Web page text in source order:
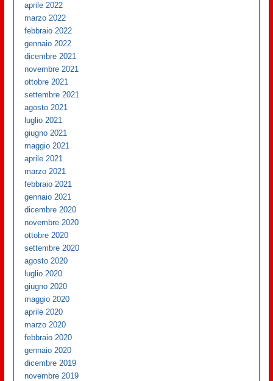
aprile 2022
marzo 2022
febbraio 2022
gennaio 2022
dicembre 2021
novembre 2021
ottobre 2021
settembre 2021
agosto 2021
luglio 2021
giugno 2021
maggio 2021
aprile 2021
marzo 2021
febbraio 2021
gennaio 2021
dicembre 2020
novembre 2020
ottobre 2020
settembre 2020
agosto 2020
luglio 2020
giugno 2020
maggio 2020
aprile 2020
marzo 2020
febbraio 2020
gennaio 2020
dicembre 2019
novembre 2019